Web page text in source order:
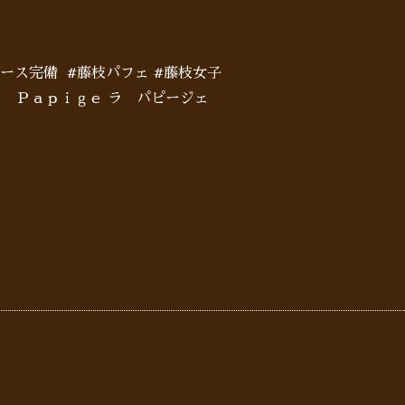
ス完備 #藤枝パフェ #藤枝女子
Ｐａｐｉｇｅ ラ パピージェ